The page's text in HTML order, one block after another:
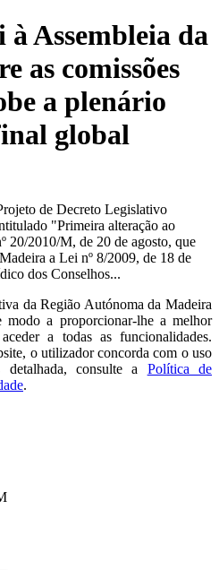
à Assembleia da
as comissões
a plenário
global
de Decreto Legislativo
"Primeira alteração ao
20/2010/M, de 20 de agosto, que
a Lei nº 8/2009, de 18 de
dos Conselhos...
da Região Autónoma da Madeira
modo a proporcionar-lhe a melhor
a todas as funcionalidades.
o utilizador concorda com o uso
consulte a
Política de
.